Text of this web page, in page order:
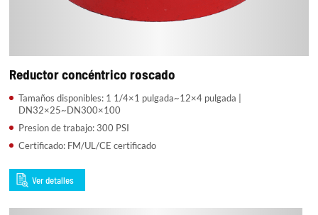
Reductor concéntrico roscado
Tamaños disponibles: 1 1/4×1 pulgada~12×4 pulgada |
DN32×25~DN300×100
Presion de trabajo: 300 PSI
Certificado: FM/UL/CE certificado
Ver detalles